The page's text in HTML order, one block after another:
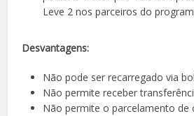
Leve 2 nos parceiros do
Desvantagens:
Não pode ser recarregado via
Não permite receber
Não permite o parcelamento de